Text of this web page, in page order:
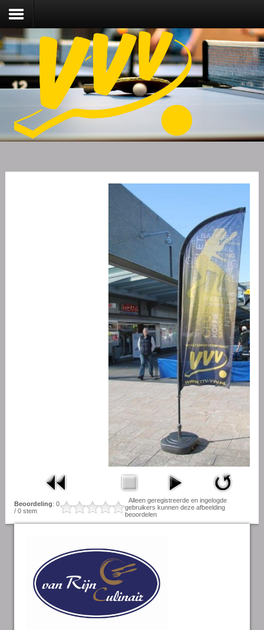
Nieuws
Over VVV
Lidmaatschap
Competitie
Beoordeling: 0
/ 0 stem
Alleen geregistreerde en ingelogde
gebruikers kunnen deze afbeelding
beoordelen